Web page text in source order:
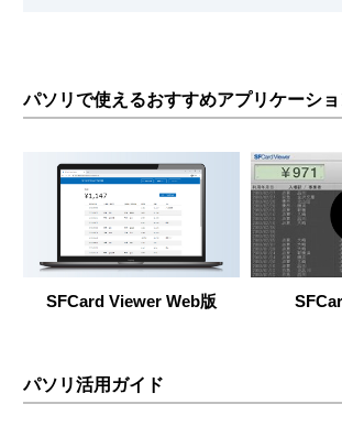
パソリで使えるおすすめアプリケーシ
SFCard Viewer Web版
パソリ活用ガイド